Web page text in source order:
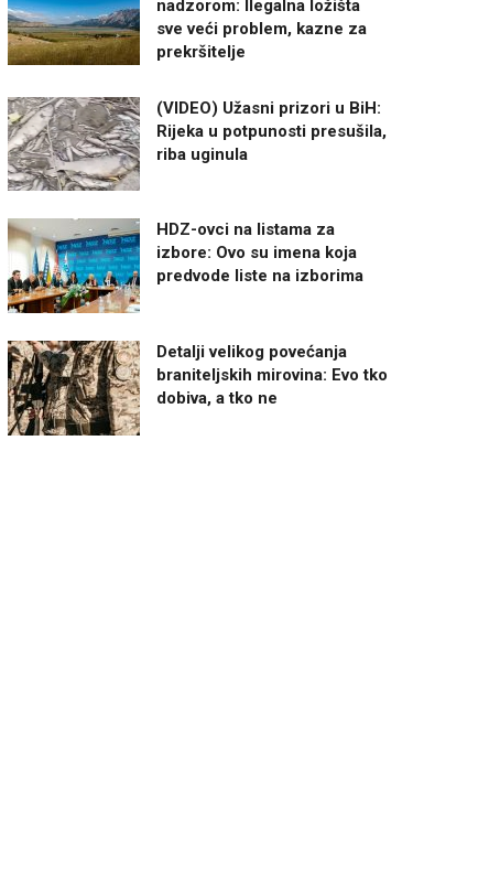
nadzorom: Ilegalna ložišta
sve veći problem, kazne za
prekršitelje
(VIDEO) Užasni prizori u BiH:
Rijeka u potpunosti presušila,
riba uginula
HDZ-ovci na listama za
izbore: Ovo su imena koja
predvode liste na izborima
Detalji velikog povećanja
braniteljskih mirovina: Evo tko
dobiva, a tko ne